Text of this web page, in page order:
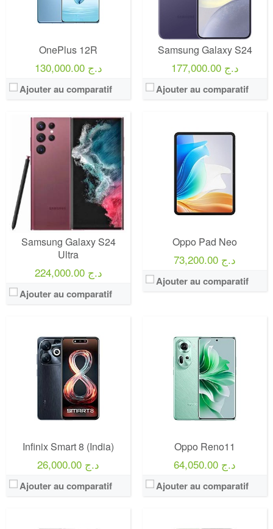
OnePlus 12R
130,000.00 د.ج
Ajouter au comparatif
Samsung Galaxy S24
177,000.00 د.ج
Ajouter au comparatif
Samsung Galaxy S24
Ultra
224,000.00 د.ج
Ajouter au comparatif
Oppo Pad Neo
73,200.00 د.ج
Ajouter au comparatif
Infinix Smart 8 (India)
26,000.00 د.ج
Ajouter au comparatif
Oppo Reno11
64,050.00 د.ج
Ajouter au comparatif